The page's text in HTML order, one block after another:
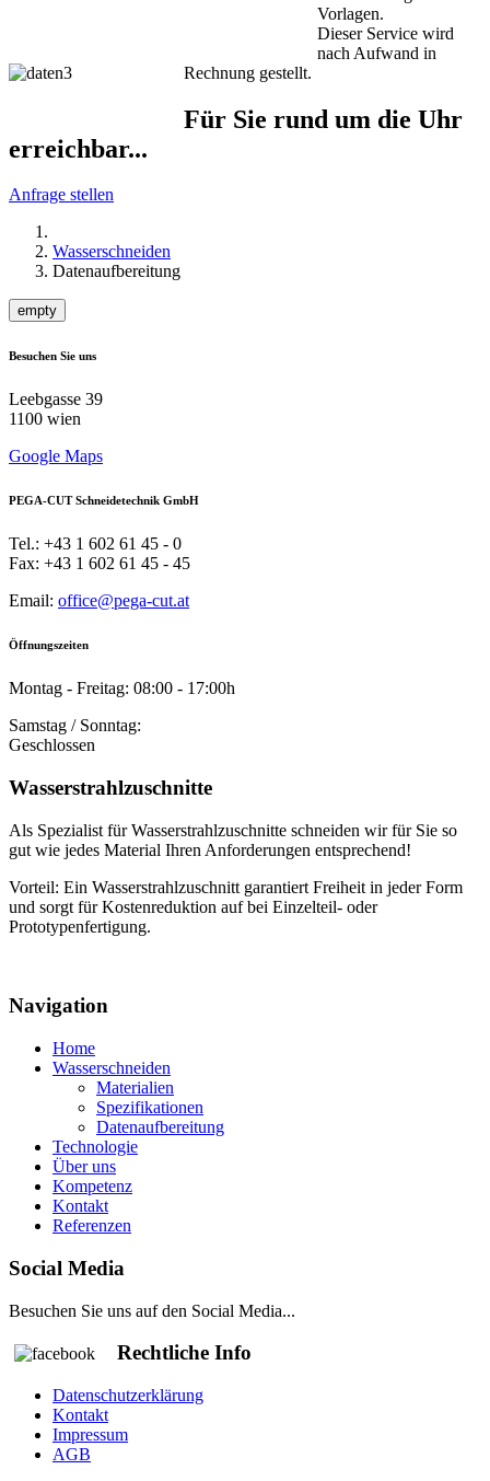
Vorlagen.
Dieser Service wird
nach Aufwand in
Rechnung gestellt.
Für Sie rund um die Uhr
erreichbar...
Anfrage stellen
Wasserschneiden
Datenaufbereitung
empty
Besuchen Sie uns
Leebgasse 39
1100 wien
Google Maps
PEGA-CUT Schneidetechnik GmbH
Tel.: +43 1 602 61 45 - 0
Fax: +43 1 602 61 45 - 45
Email: office@pega-cut.at
Öffnungszeiten
Montag - Freitag: 08:00 - 17:00h
Samstag / Sonntag:
Geschlossen
Wasserstrahlzuschnitte
Als Spezialist für Wasserstrahlzuschnitte schneiden wir für Sie so
gut wie jedes Material Ihren Anforderungen entsprechend!
Vorteil: Ein Wasserstrahlzuschnitt garantiert Freiheit in jeder Form
und sorgt für Kostenreduktion auf bei Einzelteil- oder
Prototypenfertigung.
Navigation
Home
Wasserschneiden
Materialien
Spezifikationen
Datenaufbereitung
Technologie
Über uns
Kompetenz
Kontakt
Referenzen
Social Media
Besuchen Sie uns auf den Social Media...
Rechtliche Info
Datenschutzerklärung
Kontakt
Impressum
AGB